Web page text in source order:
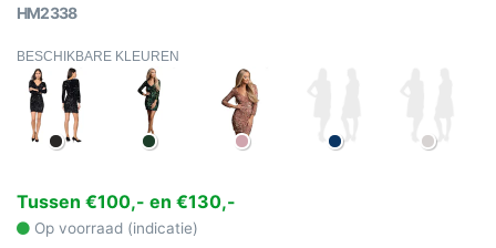
HM2338
BESCHIKBARE KLEUREN
Tussen €100,- en €130,-
Op voorraad (indicatie)